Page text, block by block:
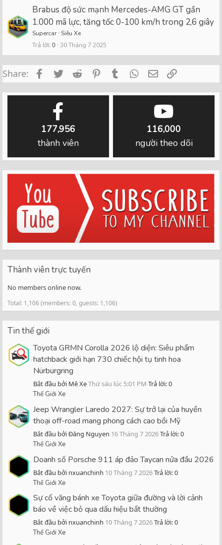
Brabus độ sức mạnh Mercedes-AMG GT gần
1.000 mã lực, tăng tốc 0-100 km/h trong 2,6 giây
Supercar Siêu Xe
Trả lời 0 30 Tháng 7 2025
Share: FacebookTwitterReddit PinterestTumblrWhatsApp
Email
177,956
thành viên
116,000
người theo dõi
Thành viên trực tuyến
No members online now.
Total: 1,106 (members: 0, guests: 1,106)
Tin thế giới
Toyota GRMN Corolla 2026 lộ diện: Siêu phẩm
hatchback giới hạn 730 chiếc hội tụ tinh hoa
Nürburgring
Bắt đầu bởi Mê XeThứ sáu lúc 5:01 PM Trả lời: 0
Thế Giới Xe
Jeep Wrangler Laredo 2027: Sự trở lại của huyền
thoại off-road mang phong cách cao bồi Mỹ
Bắt đầu bởi Đăng Nguyen 16 Tháng 7 2026Trả lời: 0
Thế Giới Xe
Doanh số Porsche 911 áp đảo Taycan nửa đầu 2026
Bắt đầu bởi nxuanchinh 10 Tháng 7 2026Trả lời: 0
Thế Giới Xe
Sự cố văng bánh xe Toyota giữa đường và lời cảnh
báo về việc bỏ qua dấu hiệu bất thường
Bắt đầu bởi nxuanchinh 10 Tháng 7 2026Trả lời: 0
Thế Giới Xe